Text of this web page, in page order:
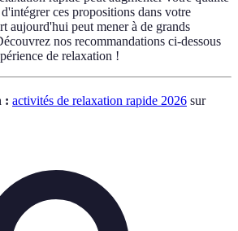
ces propositions dans votre
aujourd'hui peut mener à de grands
nos recommandations ci-dessous
de relaxation !
: activités de relaxation rapide 2026 sur